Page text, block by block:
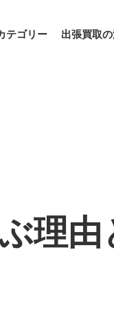
テゴリー 出張買取
理由